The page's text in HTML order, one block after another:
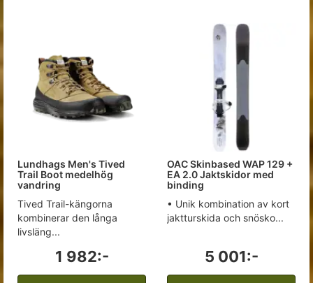
Lundhags Men's Tived
Trail Boot medelhög
vandring
Tived Trail-kängorna
kombinerar den långa
livsläng...
1 982:-
OAC Skinbased WAP 129 +
EA 2.0 Jaktskidor med
binding
• Unik kombination av kort
jaktturskida och snösko...
5 001:-